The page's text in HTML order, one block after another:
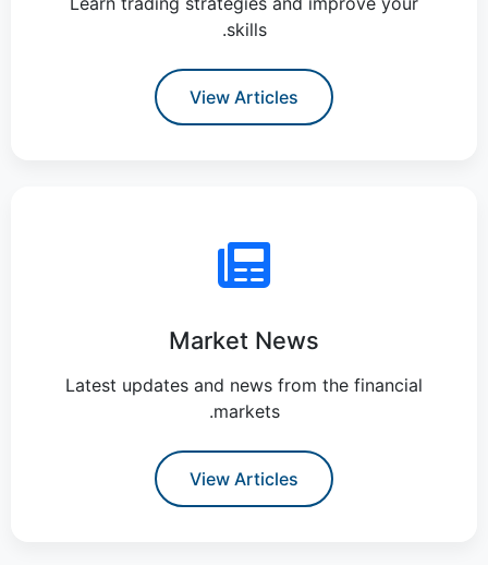
skills.
View Articles
Market News
Latest updates and news from the financial
markets.
View Articles